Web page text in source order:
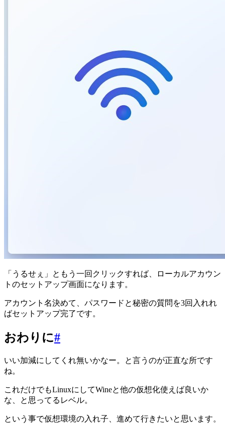
「うるせぇ」ともう一回クリックすれば、ローカルアカウン
トのセットアップ画面になります。
アカウント名決めて、パスワードと秘密の質問を3回入れれ
ばセットアップ完了です。
おわりに#
いい加減にしてくれ無いかなー。と言うのが正直な所です
ね。
これだけでもLinuxにしてWineと他の仮想化使えば良いか
な、と思ってるレベル。
という事で仮想環境の入れ子、進めて行きたいと思います。